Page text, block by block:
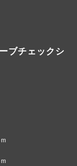
ブチェックシ